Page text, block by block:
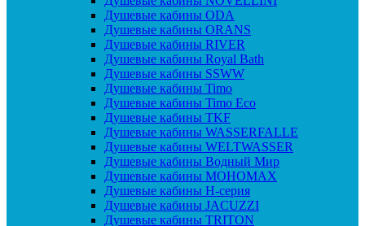
Душевые кабины ODA
Душевые кабины ORANS
Душевые кабины RIVER
Душевые кабины Royal Bath
Душевые кабины SSWW
Душевые кабины Timo
Душевые кабины Timo Eco
Душевые кабины TKF
Душевые кабины WASSERFALLE
Душевые кабины WELTWASSER
Душевые кабины Водный Мир
Душевые кабины МОНОМАХ
Душевые кабины H-серия
Душевые кабины JACUZZI
Душевые кабины TRITON